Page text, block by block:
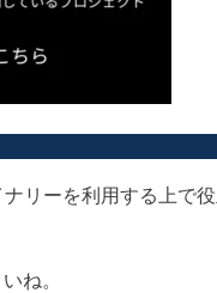
リーを利用する上で
ね。